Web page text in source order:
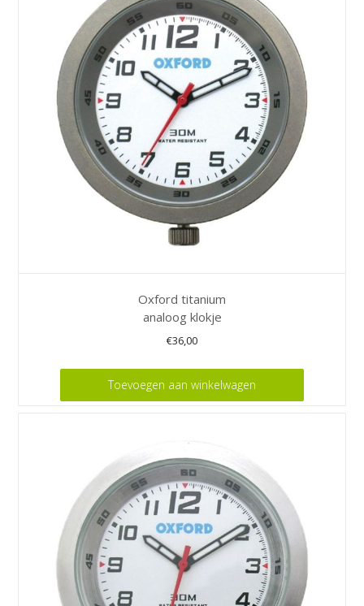
Oxford titanium
analoog klokje
€36,00
Toevoegen aan winkelwagen